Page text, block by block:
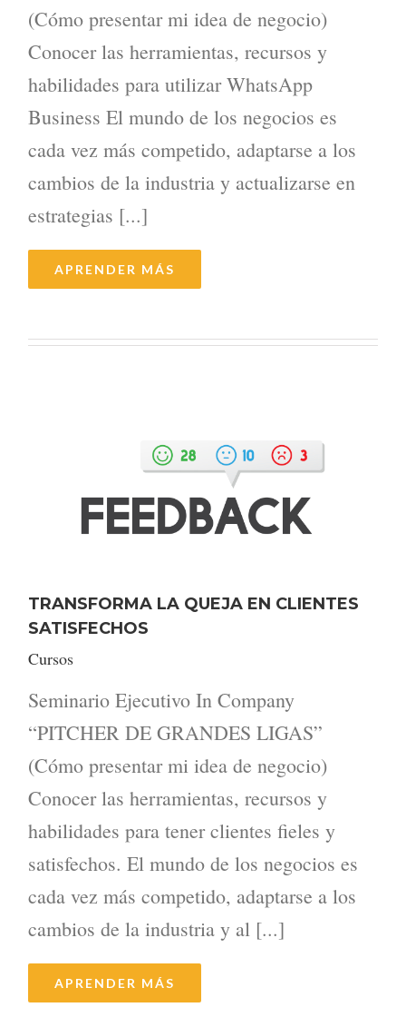
(Cómo presentar mi idea de negocio)
Conocer las herramientas, recursos y
habilidades para utilizar WhatsApp
Business El mundo de los negocios es
cada vez más competido, adaptarse a los
cambios de la industria y actualizarse en
estrategias [...]
APRENDER MÁS
TRANSFORMA LA QUEJA EN CLIENTES
SATISFECHOS
Cursos
Seminario Ejecutivo In Company
“PITCHER DE GRANDES LIGAS”
(Cómo presentar mi idea de negocio)
Conocer las herramientas, recursos y
habilidades para tener clientes fieles y
satisfechos. El mundo de los negocios es
cada vez más competido, adaptarse a los
cambios de la industria y al [...]
APRENDER MÁS